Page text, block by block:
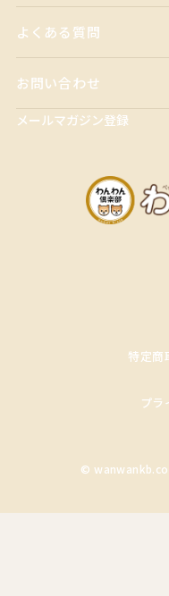
よくある質問
お問い合わせ
メールマガジン登録
特定商
プラ
©